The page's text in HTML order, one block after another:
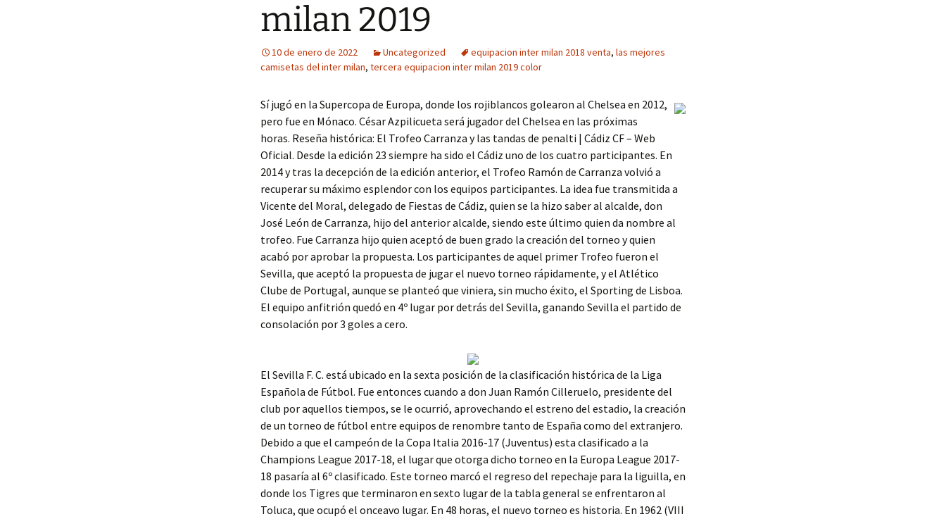
milan 2019
10 de enero de 2022 Uncategorized equipacion inter milan 2018 venta, las mejores
camisetas del inter milan, tercera equipacion inter milan 2019 color
Sí jugó en la Supercopa de Europa, donde los rojiblancos golearon al Chelsea en 2012,
pero fue en Mónaco. César Azpilicueta será jugador del Chelsea en las próximas
horas. Reseña histórica: El Trofeo Carranza y las tandas de penalti | Cádiz CF – Web
Oficial. Desde la edición 23 siempre ha sido el Cádiz uno de los cuatro participantes. En
2014 y tras la decepción de la edición anterior, el Trofeo Ramón de Carranza volvió a
recuperar su máximo esplendor con los equipos participantes. La idea fue transmitida a
Vicente del Moral, delegado de Fiestas de Cádiz, quien se la hizo saber al alcalde, don
José León de Carranza, hijo del anterior alcalde, siendo este último quien da nombre al
trofeo. Fue Carranza hijo quien aceptó de buen grado la creación del torneo y quien
acabó por aprobar la propuesta. Los participantes de aquel primer Trofeo fueron el
Sevilla, que aceptó la propuesta de jugar el nuevo torneo rápidamente, y el Atlético
Clube de Portugal, aunque se planteó que viniera, sin mucho éxito, el Sporting de Lisboa.
El equipo anfitrión quedó en 4º lugar por detrás del Sevilla, ganando Sevilla el partido de
consolación por 3 goles a cero.
El Sevilla F. C. está ubicado en la sexta posición de la clasificación histórica de la Liga
Española de Fútbol. Fue entonces cuando a don Juan Ramón Cilleruelo, presidente del
club por aquellos tiempos, se le ocurrió, aprovechando el estreno del estadio, la creación
de un torneo de fútbol entre equipos de renombre tanto de España como del extranjero.
Debido a que el campeón de la Copa Italia 2016-17 (Juventus) esta clasificado a la
Champions League 2017-18, el lugar que otorga dicho torneo en la Europa League 2017-
18 pasaría al 6º clasificado. Este torneo marcó el regreso del repechaje para la liguilla, en
donde los Tigres que terminaron en sexto lugar de la tabla general se enfrentaron al
Toluca, que ocupó el onceavo lugar. En 48 horas, el nuevo torneo es historia. En 1962 (VIII